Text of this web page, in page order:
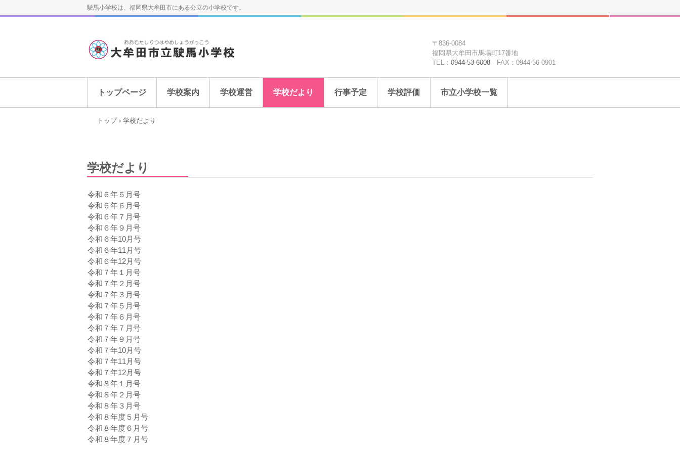
駛馬小学校は、福岡県大牟田市にある公立の小学校です。
〒836-0084
福岡県大牟田市馬場町17番地
TEL： 0944-53-6008 FAX：0944-56-0901
トップページ 学校案内 学校運営 学校だより 行事予定 学校評価 市立小学校一覧
トップ › 学校だより
学校だより
令和６年５月号
令和６年６月号
令和６年７月号
令和６年９月号
令和６年10月号
令和６年11月号
令和６年12月号
令和７年１月号
令和７年２月号
令和７年３月号
令和７年５月号
令和７年６月号
令和７年７月号
令和７年９月号
令和７年10月号
令和７年11月号
令和７年12月号
令和８年１月号
令和８年２月号
令和８年３月号
令和８年度５月号
令和８年度６月号
令和８年度７月号